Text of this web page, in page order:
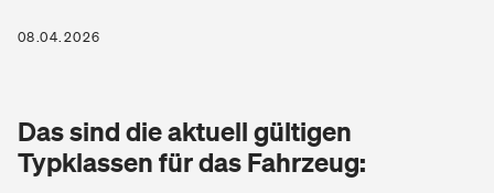
Zur Übersicht
Tools
Glasversicherung
Kinderunfall­ver­si­che­rung
Private Krankenversicherung
Dread-Disease-Versicherung
08.04.2026
Das sind die aktuell gültigen
Typklassen für das Fahrzeug: